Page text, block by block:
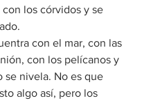
los córvidos y se
con el mar, con las
con los pelícanos y
se nivela. No es que
algo así, pero los